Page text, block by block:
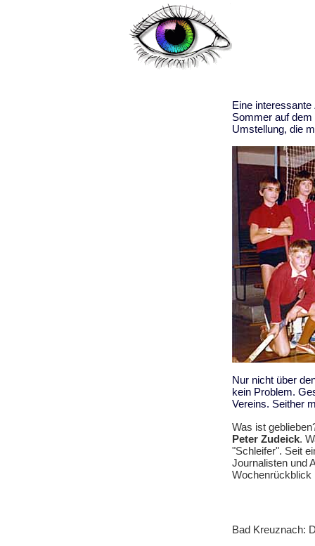
Eine
Sommer auf
Umstellung, die
Nur nicht über
kein Problem.
Vereins. Seither
Was ist
Peter Zudeick.
"Schleifer". Seit
Journalisten und
Wochenrückblick
Bad Kreuznach: